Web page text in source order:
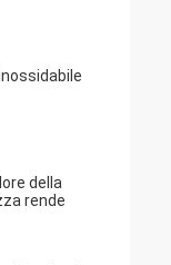
della
rende